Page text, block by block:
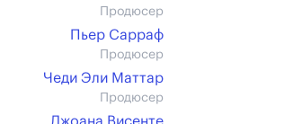
Продюсер
Пьер Сарраф
Продюсер
Чеди Эли Маттар
Продюсер